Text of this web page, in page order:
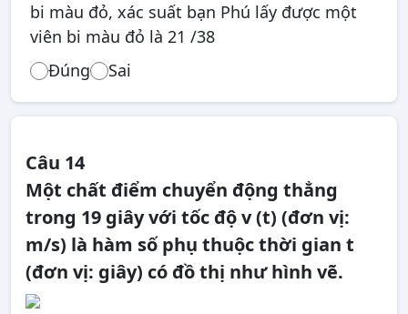
bi màu đỏ, xác suất bạn Phú lấy được một
viên bi màu đỏ là 21 /38
Đúng
Sai
Câu 14
Một chất điểm chuyển động thẳng
trong 19 giây với tốc độ v (t) (đơn vị:
m/s) là hàm số phụ thuộc thời gian t
(đơn vị: giây) có đồ thị như hình vẽ.